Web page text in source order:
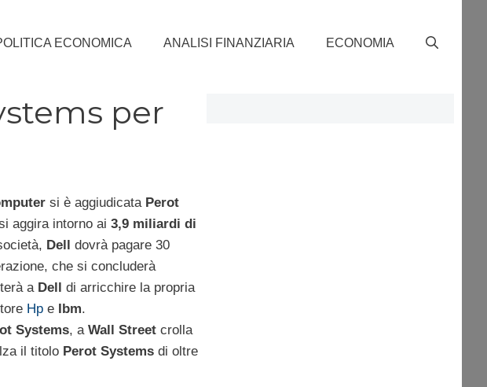
ECONOMICA ANALISI FINANZIARIA ECONOMIA
per
si è aggiudicata Perot
aggira intorno ai 3,9 miliardi di
Dell dovrà pagare 30
che si concluderà
a Dell di arricchire la propria
Hpe Ibm.
Systems, a Wall Streetcrolla
il titolo Perot Systemsdi oltre